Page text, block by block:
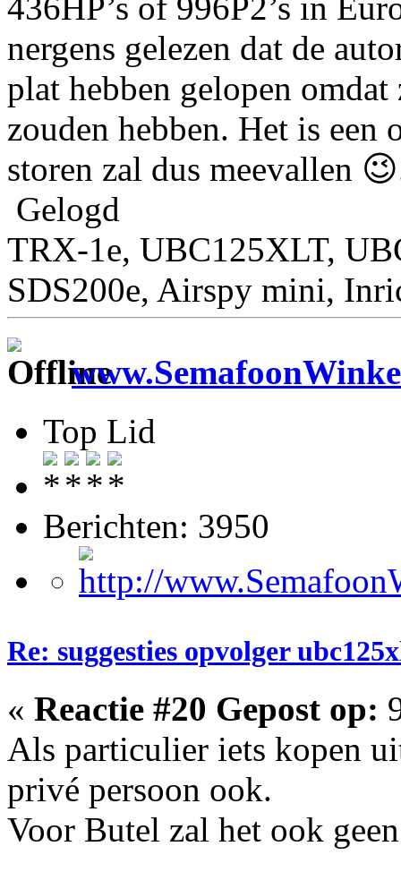
nergens gelezen dat de
plat hebben gelopen
zouden hebben. Het is een
storen zal dus meevallen
Gelogd
TRX-1e, UBC125XLT,
SDS200e, Airspy mini,
Top Lid
Berichten: 3950
Re: suggesties opvolger
« Reactie #20 Gepost op:
Als particulier iets kopen
privé persoon ook.
Voor Butel zal het ook